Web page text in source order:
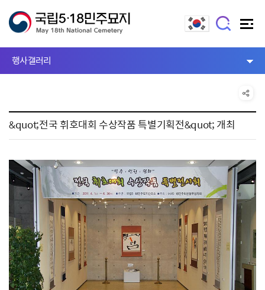
행사갤러리
&quot;전국 휘호대회 수상작품 특별기획전&quot; 개최